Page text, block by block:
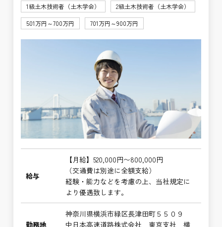
1級土木技術者（土木学会）
2級土木技術者（土木学会）
501万円～700万円
701万円～900万円
給与
【月給】520,000円〜800,000円
（交通費は別途に全額支給）
経験・能力などを考慮の上、当社規定に
より優遇致します。
勤務地
神奈川県横浜市緑区長津田町５５０９
中日本高速道路株式会社 東京支社 横